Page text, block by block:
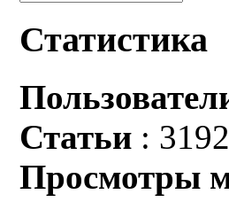
Статистика
Статьи : 3192
Просмотры